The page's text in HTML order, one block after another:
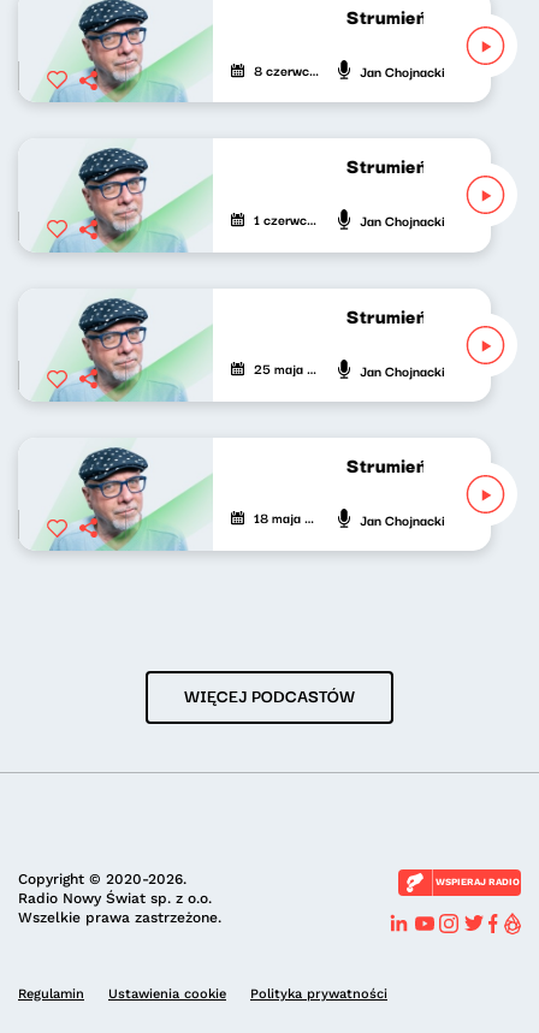
Strumień zdumień 305
8 czerwca 2026 Jan Chojnacki
Strumień zdumień 304
1 czerwca 2026 Jan Chojnacki
Strumień zdumień 303
25 maja 2026 Jan Chojnacki
Strumień zdumień 302
18 maja 2026 Jan Chojnacki
WIĘCEJ PODCASTÓW
Copyright © 2020-2026.
Radio Nowy Świat sp. z o.o.
Wszelkie prawa zastrzeżone.
WSPIERAJ RADIO
Regulamin Ustawienia cookie Polityka prywatności